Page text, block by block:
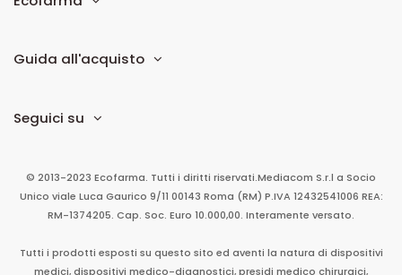
Guida all'acquisto
Seguici su
© 2013-2023 Ecofarma. Tutti i diritti riservati.Mediacom S.r.l a Socio
Unico viale Luca Gaurico 9/11 00143 Roma (RM) P.IVA 12432541006 REA:
RM-1374205. Cap. Soc. Euro 10.000,00. Interamente versato.
Tutti i prodotti esposti su questo sito ed aventi la natura di dispositivi
medici, dispositivi medico-diagnostici, presidi medico chirurgici,